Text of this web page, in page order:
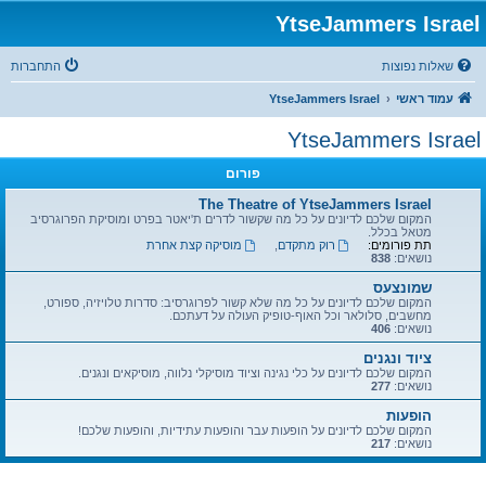
YtseJammers Israel
שאלות נפוצות התחברות
עמוד ראשי YtseJammers Israel
YtseJammers Israel
פורום
The Theatre of YtseJammers Israel
המקום שלכם לדיונים על כל מה שקשור לדרים ת'יאטר בפרט ומוסיקת הפרוגרסיב
מטאל בכלל.
תת פורומים:
רוק מתקדם
מוסיקה קצת אחרת
נושאים: 838
שמונצעס
המקום שלכם לדיונים על כל מה שלא קשור לפרוגרסיב: סדרות טלויזיה, ספורט,
מחשבים, סלולאר וכל האוף-טופיק העולה על דעתכם.
נושאים: 406
ציוד ונגנים
המקום שלכם לדיונים על כלי נגינה וציוד מוסיקלי נלווה, מוסיקאים ונגנים.
נושאים: 277
הופעות
המקום שלכם לדיונים על הופעות עבר והופעות עתידיות, והופעות שלכם!
נושאים: 217